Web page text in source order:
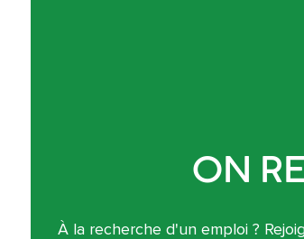
ON
À la recherche d'un emploi ?